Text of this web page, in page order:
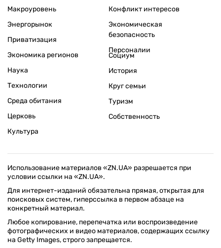
Макроуровень
Энергорынок
Приватизация
Экономика регионов
Конфликт интересов
Экономическая
безопасность
Персоналии
Наука
Технологии
Среда обитания
Церковь
Культура
Социум
История
Круг семьи
Туризм
Собственность
Использование материалов «ZN.UA» разрешается при
условии ссылки на «ZN.UA».
Для интернет-изданий обязательна прямая, открытая для
поисковых систем, гиперссылка в первом абзаце на
конкретный материал.
Любое копирование, перепечатка или воспроизведение
фотографических и видео материалов, содержащих ссылку
на Getty Images, строго запрещается.